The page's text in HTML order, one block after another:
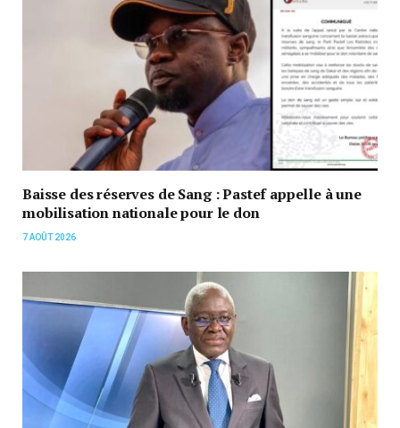
Baisse des réserves de Sang : Pastef appelle à une
mobilisation nationale pour le don
7 AOÛT 2026